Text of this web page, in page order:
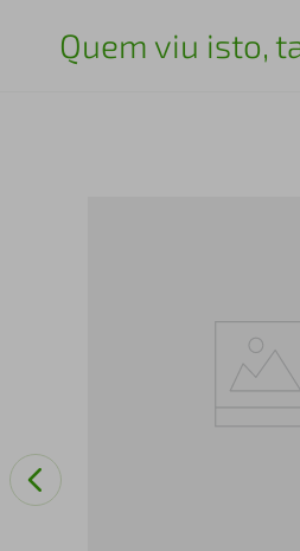
Quem viu isto,